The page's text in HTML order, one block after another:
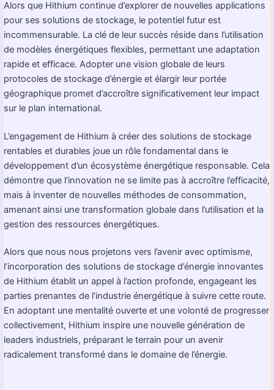
Alors que Hithium continue d’explorer de nouvelles applications
pour ses solutions de stockage, le potentiel futur est
incommensurable. La clé de leur succès réside dans l’utilisation
de modèles énergétiques flexibles, permettant une adaptation
rapide et efficace. Adopter une vision globale de leurs
protocoles de stockage d’énergie et élargir leur portée
géographique promet d’accroître significativement leur impact
sur le plan international.
L’engagement de Hithium à créer des solutions de stockage
rentables et durables joue un rôle fondamental dans le
développement d’un écosystème énergétique responsable. Cela
démontre que l’innovation ne se limite pas à accroître l’efficacité,
mais à inventer de nouvelles méthodes de consommation,
amenant ainsi une transformation globale dans l’utilisation et la
gestion des ressources énergétiques.
Alors que nous nous projetons vers l’avenir avec optimisme,
l’incorporation des solutions de stockage d’énergie innovantes
de Hithium établit un appel à l’action profonde, engageant les
parties prenantes de l’industrie énergétique à suivre cette route.
En adoptant une mentalité ouverte et une volonté de progresser
collectivement, Hithium inspire une nouvelle génération de
leaders industriels, préparant le terrain pour un avenir
radicalement transformé dans le domaine de l’énergie.